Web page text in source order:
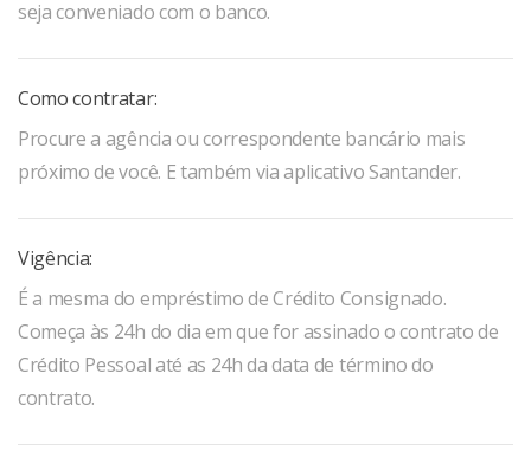
seja conveniado com o banco.
Como contratar:
Procure a agência ou correspondente bancário mais
próximo de você. E também via aplicativo Santander.
Vigência:
É a mesma do empréstimo de Crédito Consignado.
Começa às 24h do dia em que for assinado o contrato de
Crédito Pessoal até as 24h da data de término do
contrato.